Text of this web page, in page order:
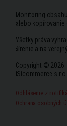
Monitoring
alebo kopírovanie
Všetky práva
šírenie a na
Copyright © 2026
iSicommerce
Odhlásenie z
Ochrana osobných